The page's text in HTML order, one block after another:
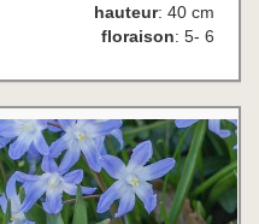
hauteur: 40 cm
floraison: 5- 6